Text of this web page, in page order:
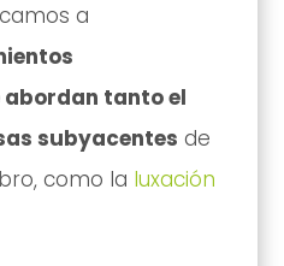
a
tanto el
subyacentes de
como la luxación